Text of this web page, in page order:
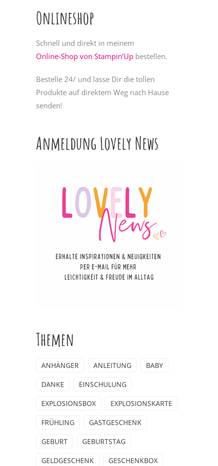
Onlineshop
Schnell und direkt in meinem
Online-Shop von Stampin’Up bestellen.
Bestelle 24/ und lasse Dir die tollen
Produkte auf direktem Weg nach Hause
senden!
Anmeldung Lovely News
Themen
ANHÄNGER ANLEITUNG BABY
DANKE EINSCHULUNG
EXPLOSIONSBOX EXPLOSIONSKARTE
FRÜHLING GASTGESCHENK
GEBURT GEBURTSTAG
GELDGESCHENK GESCHENKBOX